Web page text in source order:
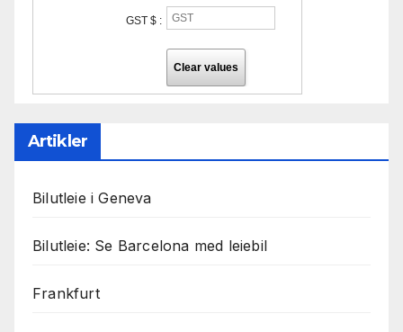
GST $ :
Clear values
Artikler
Bilutleie i Geneva
Bilutleie: Se Barcelona med leiebil
Frankfurt